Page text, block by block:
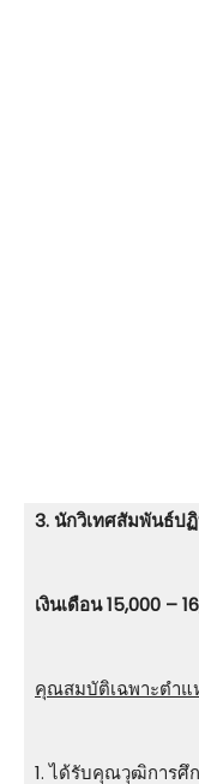
3. นักวิเทศสัมพันธ์ป
เงินเดือน 15,000 –
คุณสมบัติเฉพาะตำแ
1. ได้รับคุณวุฒิการ